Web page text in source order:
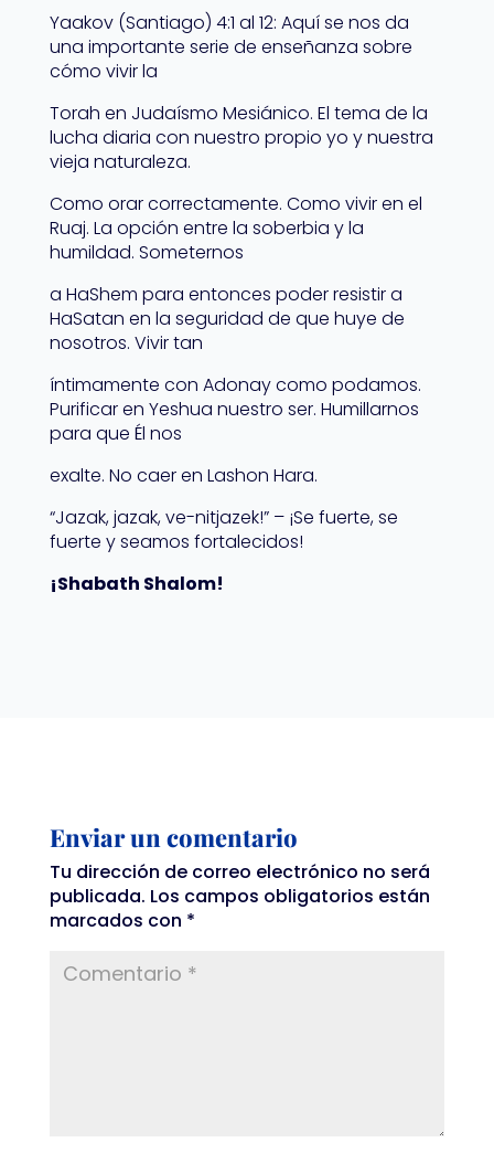
Yaakov (Santiago) 4:1 al 12: Aquí se nos da
una importante serie de enseñanza sobre
cómo vivir la
Torah en Judaísmo Mesiánico. El tema de la
lucha diaria con nuestro propio yo y nuestra
vieja naturaleza.
Como orar correctamente. Como vivir en el
Ruaj. La opción entre la soberbia y la
humildad. Someternos
a HaShem para entonces poder resistir a
HaSatan en la seguridad de que huye de
nosotros. Vivir tan
íntimamente con Adonay como podamos.
Purificar en Yeshua nuestro ser. Humillarnos
para que Él nos
exalte. No caer en Lashon Hara.
“Jazak, jazak, ve-nitjazek!” – ¡Se fuerte, se
fuerte y seamos fortalecidos!
¡Shabath Shalom!
Enviar un comentario
Tu dirección de correo electrónico no será
publicada. Los campos obligatorios están
marcados con *